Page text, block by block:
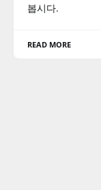
봅시다.
READ MORE